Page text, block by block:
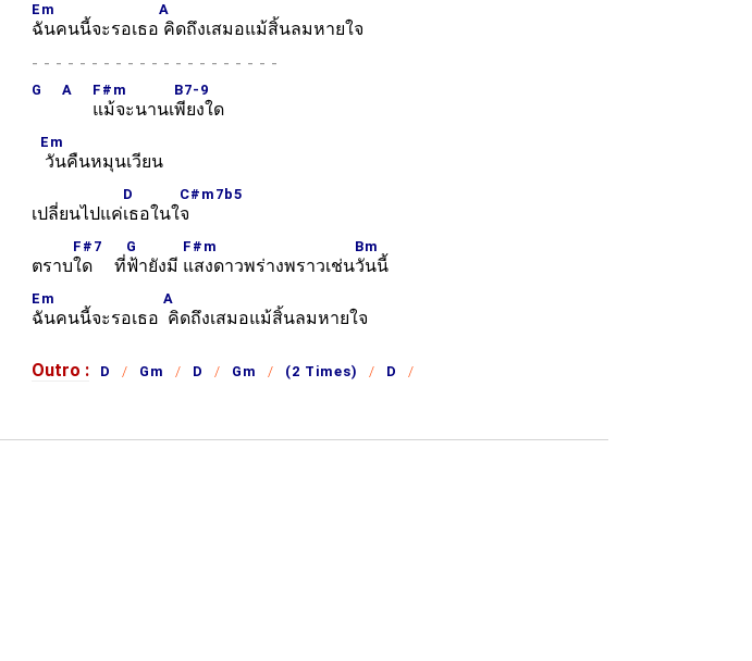
Em
ฉันคนนี้จะรอเธอ
A
คิดถึงเสมอแม้สิ้นลมหายใจ
-
G A F#m
แม้จะนานเ
B7-9
พียงใด
Em
วันคืนหมุนเวียน
เปลี่ยนไปแค่
D
เธอในใ
C#m7b5
จ
ตราบ
F#7
ใด ที่
G
ฟ้ายังมี
F#m
แสงดาวพร่างพราวเช่น
Bm
วันนี้
Em
ฉันคนนี้จะรอเธอ
A
คิดถึงเสมอแม้สิ้นลมหายใจ
Outro : D Gm D Gm (2 Times) D